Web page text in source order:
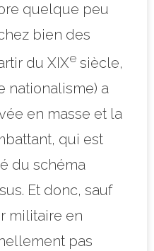
quelque peu
bien des
du XIXe siècle,
nationalisme) a
en masse et la
qui est
du schéma
Et donc, sauf
militaire en
pas